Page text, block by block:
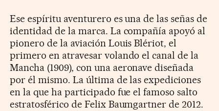
Ese espíritu aventurero es una de las señas de
identidad de la marca. La compañía apoyó al
pionero de la aviación Louis Blériot, el
primero en atravesar volando el canal de la
Mancha (1909), con una aeronave diseñada
por él mismo. La última de las expediciones
en la que ha participado fue el famoso salto
estratosférico de Felix Baumgartner de 2012.